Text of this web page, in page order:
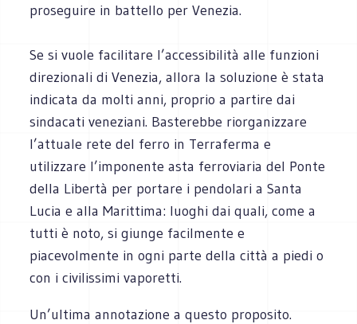
proseguire in battello per Venezia.
Se si vuole facilitare l’accessibilità alle funzioni
direzionali di Venezia, allora la soluzione è stata
indicata da molti anni, proprio a partire dai
sindacati veneziani. Basterebbe riorganizzare
l’attuale rete del ferro in Terraferma e
utilizzare l’imponente asta ferroviaria del Ponte
della Libertà per portare i pendolari a Santa
Lucia e alla Marittima: luoghi dai quali, come a
tutti è noto, si giunge facilmente e
piacevolmente in ogni parte della città a piedi o
con i civilissimi vaporetti.
Un’ultima annotazione a questo proposito.